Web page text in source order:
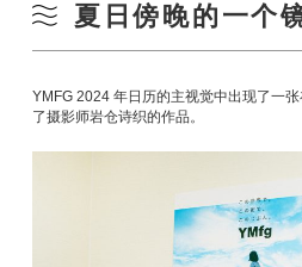
夏日傍晚的一个
YMFG 2024 年日历的主视觉中出现了一
了摄影师岩仓诗织的作品。